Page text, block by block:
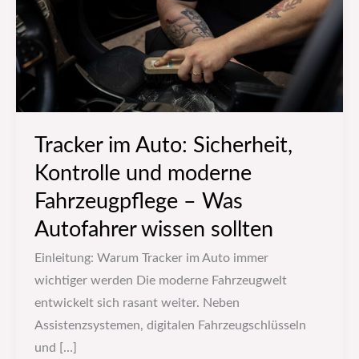
Tracker im Auto: Sicherheit,
Kontrolle und moderne
Fahrzeugpflege – Was
Autofahrer wissen sollten
Einleitung: Warum Tracker im Auto immer
wichtiger werden Die moderne Fahrzeugwelt
entwickelt sich rasant weiter. Neben
Assistenzsystemen, digitalen Fahrzeugschlüsseln
und […]
und
moderne
Fahrzeugpflege
Was
wissen
sollten